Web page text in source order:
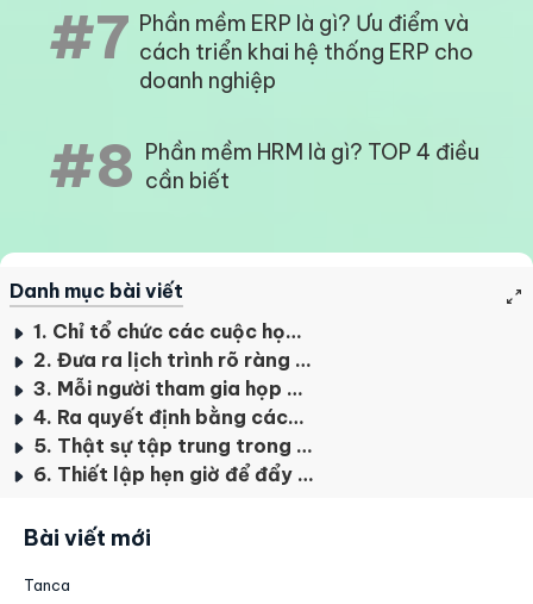
#7 Phần mềm ERP là gì? Ưu điểm và
cách triển khai hệ thống ERP cho
doanh nghiệp
#8 Phần mềm HRM là gì? TOP 4 điều
cần biết
Danh mục bài viết
1. Chỉ tổ chức các cuộc họp khi cần thiết
2. Đưa ra lịch trình rõ ràng cho mọi cuộc họp
3. Mỗi người tham gia họp đều cần một lý do
4. Ra quyết định bằng cách tiếp cận theo hướng dữ liệu
5. Thật sự tập trung trong suốt thời gian họp
6. Thiết lập hẹn giờ để đẩy nhanh tiến độ cuộc họp
Bài viết mới
Tanca